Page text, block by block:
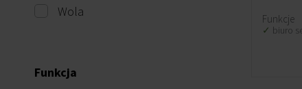
Wola
Funkcja
Funkcje
biuro